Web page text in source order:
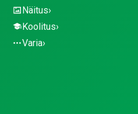
Näitus
Koolitus
Varia